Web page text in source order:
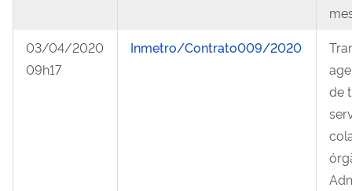
03/04/2020
09h17
Inmetro/Contrato009/2020
de